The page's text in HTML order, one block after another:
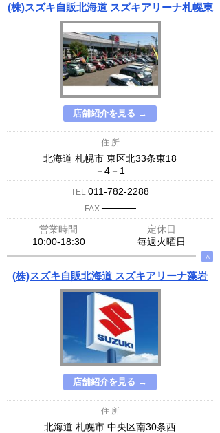
(株)スズキ自販北海道 スズキアリーナ札幌東
店舗紹介を見る →
住 所
北海道 札幌市 東区北33条東18
－4－1
TEL 011-782-2288
FAX ─────
営業時間
定休日
10:00-18:30
毎週火曜日
∧
(株)スズキ自販北海道 スズキアリーナ藻岩
店舗紹介を見る →
住 所
北海道 札幌市 中央区南30条西